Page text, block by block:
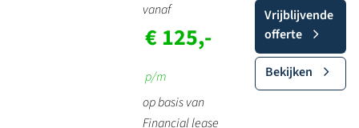
vanaf
€ 125,-
p/m
op basis van
Financial lease
Vrijblijvende
offerte
Bekijken